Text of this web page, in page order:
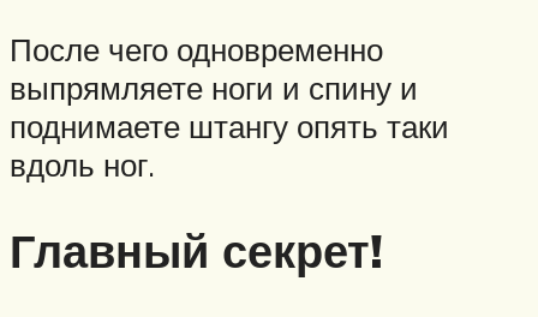
После чего одновременно
выпрямляете ноги и спину и
поднимаете штангу опять таки
вдоль ног.
Главный секрет!